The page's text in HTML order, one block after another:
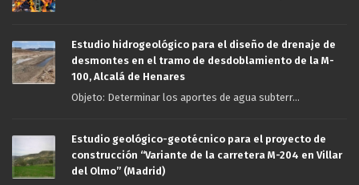
Estudio hidrogeológico para el diseño de drenaje de
desmontes en el tramo de desdoblamiento de la M-
100, Alcalá de Henares
Objeto: Determinar los aportes de agua subterr...
Estudio geológico-geotécnico para el proyecto de
construcción “Variante de la carretera M-204 en Villar
del Olmo” (Madrid)